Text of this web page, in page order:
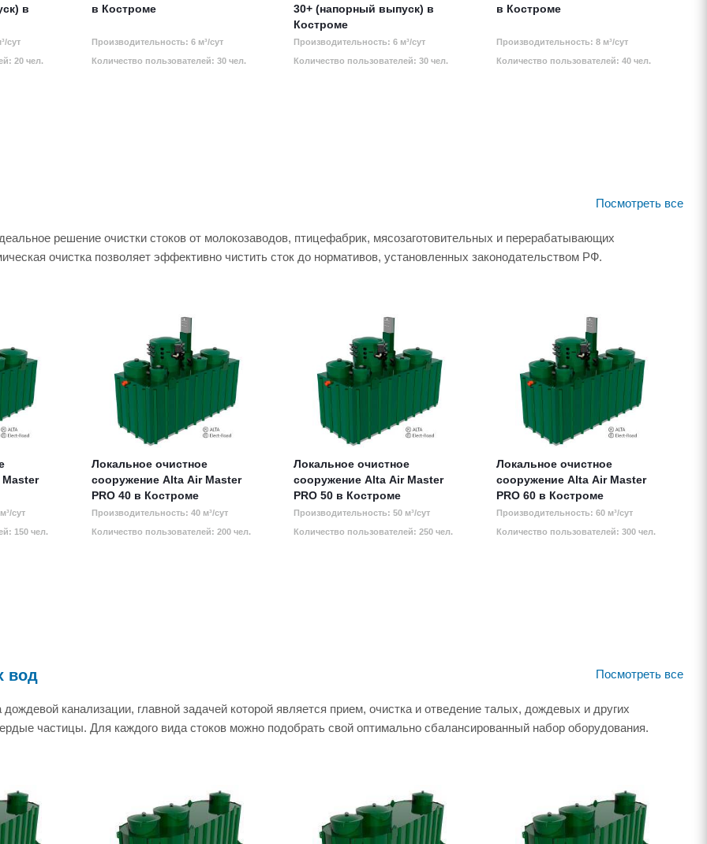
в
сут
20 чел.
в Костроме
Производительность: 6 м³/сут
Количество пользователей: 30 чел.
30+ (напорный выпуск) в
Костроме
Производительность: 6 м³/сут
Количество пользователей: 30 чел.
в Костроме
Производительность: 8 м³/сут
Количество пользователей: 40 чел.
Посмотреть все
решение очистки стоков от молокозаводов, птицефабрик, мясозаготовительных и перерабатывающих
очистка позволяет эффективно чистить сток до нормативов, установленных законодательством РФ.
сут
150 чел.
Локальное очистное
сооружение Alta Air Master
PRO 40 в Костроме
Производительность: 40 м³/сут
Количество пользователей: 200 чел.
Локальное очистное
сооружение Alta Air Master
PRO 50 в Костроме
Производительность: 50 м³/сут
Количество пользователей: 250 чел.
Локальное очистное
сооружение Alta Air Master
PRO 60 в Костроме
Производительность: 60 м³/сут
Количество пользователей: 300 чел.
вод Посмотреть все
канализации, главной задачей которой является прием, очистка и отведение талых, дождевых и других
частицы. Для каждого вида стоков можно подобрать свой оптимально сбалансированный набор оборудования.